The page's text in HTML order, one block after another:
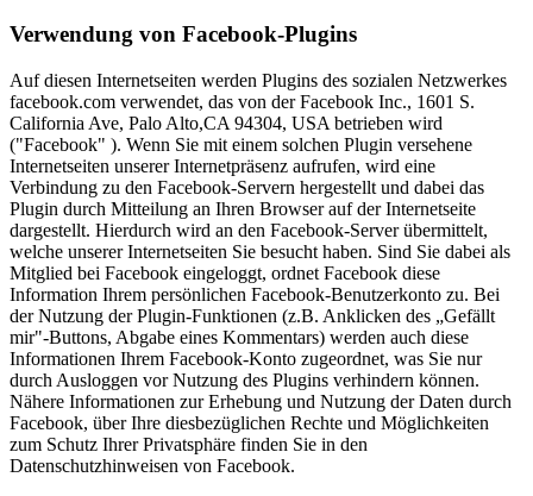
Verwendung von Facebook-Plugins
Auf diesen Internetseiten werden Plugins des sozialen Netzwerkes
facebook.com verwendet, das von der Facebook Inc., 1601 S.
California Ave, Palo Alto,CA 94304, USA betrieben wird
("Facebook" ). Wenn Sie mit einem solchen Plugin versehene
Internetseiten unserer Internetpräsenz aufrufen, wird eine
Verbindung zu den Facebook-Servern hergestellt und dabei das
Plugin durch Mitteilung an Ihren Browser auf der Internetseite
dargestellt. Hierdurch wird an den Facebook-Server übermittelt,
welche unserer Internetseiten Sie besucht haben. Sind Sie dabei als
Mitglied bei Facebook eingeloggt, ordnet Facebook diese
Information Ihrem persönlichen Facebook-Benutzerkonto zu. Bei
der Nutzung der Plugin-Funktionen (z.B. Anklicken des „Gefällt
mir"-Buttons, Abgabe eines Kommentars) werden auch diese
Informationen Ihrem Facebook-Konto zugeordnet, was Sie nur
durch Ausloggen vor Nutzung des Plugins verhindern können.
Nähere Informationen zur Erhebung und Nutzung der Daten durch
Facebook, über Ihre diesbezüglichen Rechte und Möglichkeiten
zum Schutz Ihrer Privatsphäre finden Sie in den
Datenschutzhinweisen von Facebook.